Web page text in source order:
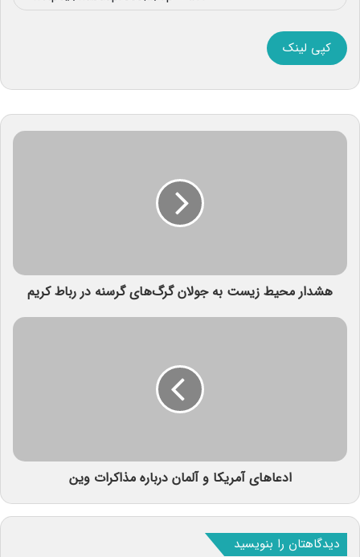
کپی لینک
هشدار محیط زیست به جولان گرگ‌های گرسنه در رباط کریم
ادعاهای آمریکا و آلمان درباره مذاکرات وین
دیدگاهتان را بنویسید